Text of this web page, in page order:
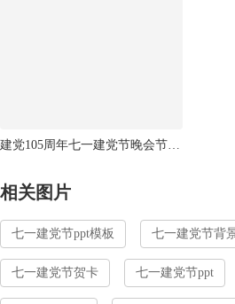
建党105周年七一建党节晚会节目单
相关图片
七一建党节ppt模板 七一建党节背
七一建党节贺卡 七一建党节ppt